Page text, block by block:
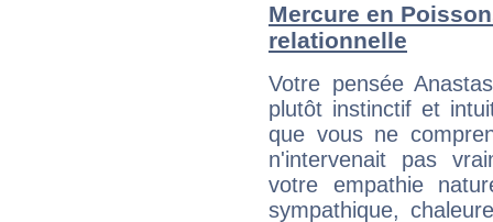
Mercure en
relationnelle
Votre pensée
plutôt instinctif et
que vous ne
n'intervenait pas
votre empathie
sympathique,